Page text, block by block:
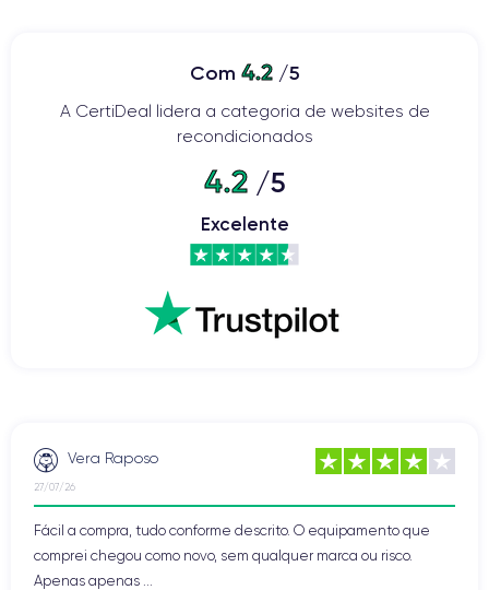
Com 4.2/5
A CertiDeal lidera a categoria de websites de
recondicionados
4.2/5
Excelente
Vera Raposo
27/07/26
Fácil a compra, tudo conforme descrito. O equipamento que
comprei chegou como novo, sem qualquer marca ou risco.
Apenas apenas ...